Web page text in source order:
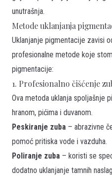
unutrašnja.
Metode uklanjanja
Uklanjanje pigmentacije zavisi
profesionalne metode koje
pigmentacije:
1. Profesionalno čišćenje
Ova metoda uklanja spoljašnje
hranom, pićima i duvanom.
Peskiranje zuba – abrazivne
pomoć pritiska vode i vazduha.
Poliranje zuba – koristi se
dodatno uklanjanje tamnih